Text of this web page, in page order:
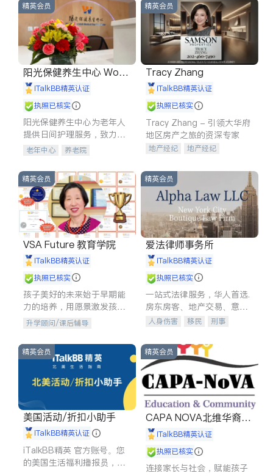
精英会员
阳光保健养生中心 World
shine
iTalkBB精英认证
执照已核实
阳光保健养生中心为老年人
提供日间护理服务，致力于
通过持续的护理创新来有效
老年中心 养老院
精英会员
Tracy Zhang
iTalkBB精英认证
执照已核实
Tracy Zhang - 引领大华府
地区房产之旅的资深专家
地产经纪
地产经纪
商铺租售
精英会员
VSA Future 教育学院
iTalkBB精英认证
执照已核实
孩子美好的未来始于早期能
力的培养，用愿景激发孩子
的学习潜力和动力。理念：
拥有成长型心态是成功的基
石。
升学顾问/课后辅导
精英会员
爱法律师事务所
iTalkBB精英认证
执照已核实
一站式法律服务，华人首选.
房东房客、地产交易、意外
伤害、车祸重伤、商业诉
建筑合同、刑事案件全包办
人身伤害 移民
刑事
信托/遗嘱
商业
索赔
律师-其它 保释
精英会员
美国活动/折扣小助手
iTalkBB精英认证
iTalkBB精英 官方账号。您
的美国生活福利播报员，精
精英会员
CAPA NOVA北维华裔家
长会iTalkBB精英认证
执照已核实
连接家长与社会，赋能孩子